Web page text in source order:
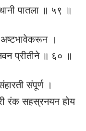
पातला ॥ ५९ ॥
अष्टभावेकरून ।
प्रीतीने ॥ ६० ॥
संपूर्ण ।
रंक सहस्रनयन होय